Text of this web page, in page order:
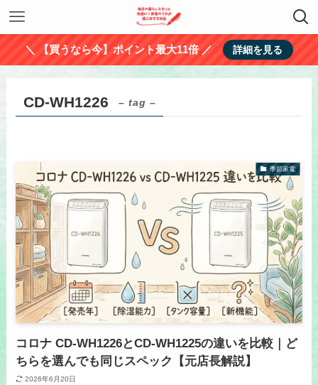
＼ 【買うなら今】ポイント最大11倍 ／ 詳細を見る
CD-WH1226 – tag –
季節家電
コロナ CD-WH1226とCD-WH1225の違いを比較｜ど
ちらを選んでも同じスペック【元店長解説】
2026年6月20日